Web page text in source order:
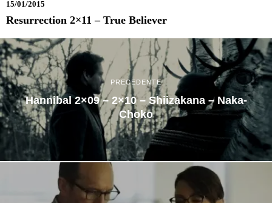
15/01/2015
Resurrection 2×11 – True Believer
PRECEDENTE
Hannibal 2×09 – 2×10 – Shiizakana – Naka-
Choko